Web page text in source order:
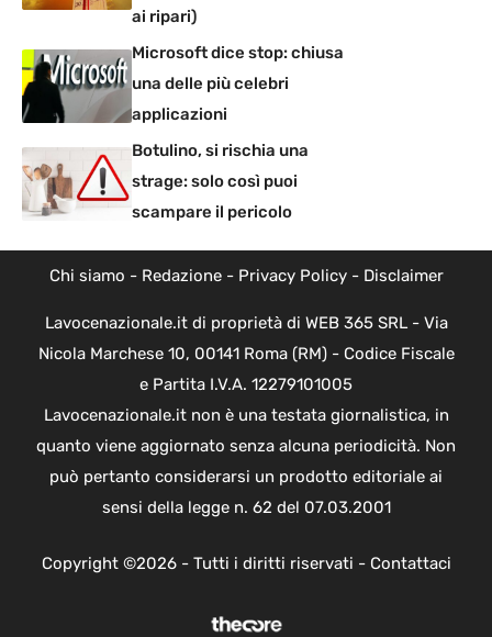
ai ripari)
Microsoft dice stop: chiusa
una delle più celebri
applicazioni
Botulino, si rischia una
strage: solo così puoi
scampare il pericolo
Chi siamo - Redazione- Privacy Policy- Disclaimer
Lavocenazionale.it di proprietà di WEB 365 SRL - Via
Nicola Marchese 10, 00141 Roma (RM) - Codice Fiscale
e Partita I.V.A. 12279101005
Lavocenazionale.it non è una testata giornalistica, in
quanto viene aggiornato senza alcuna periodicità. Non
può pertanto considerarsi un prodotto editoriale ai
sensi della legge n. 62 del 07.03.2001
Copyright ©2026 - Tutti i diritti riservati - Contattaci